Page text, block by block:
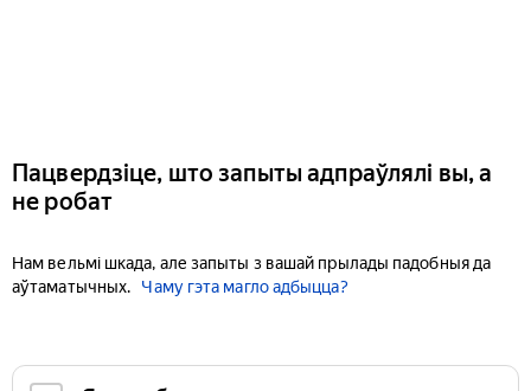
Пацвердзіце, што запыты адпраўлялі вы, а
не робат
Нам вельмі шкада, але запыты з вашай прылады падобныя да
аўтаматычных.
Чаму гэта магло адбыцца?